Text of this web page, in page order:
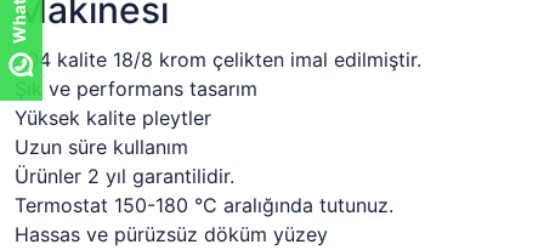
Makinesi
304 kalite 18/8 krom çelikten imal edilmiştir.
Şık ve performans tasarım
Yüksek kalite pleytler
Uzun süre kullanım
Ürünler 2 yıl garantilidir.
Termostat 150-180 °C aralığında tutunuz.
Hassas ve pürüzsüz döküm yüzey